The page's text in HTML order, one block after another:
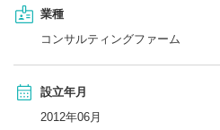
業種
コンサルティングファーム
設立年月
2012年06月